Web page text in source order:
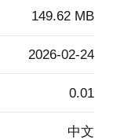
149.62 MB
2026-02-24
0.01
中文